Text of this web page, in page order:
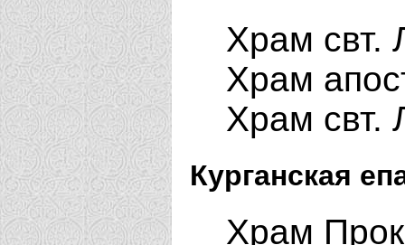
Храм свт.
Храм
Храм свт.
Курганская
Храм